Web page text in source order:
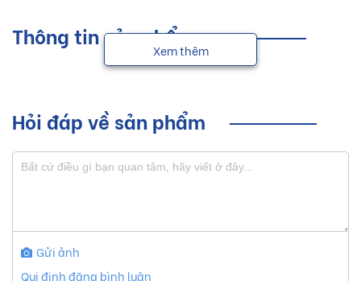
Thông tin sản phẩm
Xem thêm
Hỏi đáp về sản phẩm
Gửi ảnh
Qui định đăng bình luận